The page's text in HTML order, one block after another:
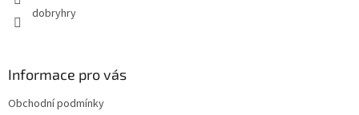
dobryhry
Informace pro vás
Obchodní podmínky